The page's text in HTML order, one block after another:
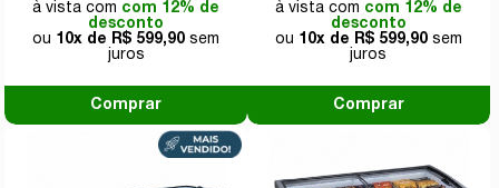
com 12% de
desconto
10x de
R$ 599,90
Comprar
com 12% de
desconto
10x de
R$ 599,90
Comprar